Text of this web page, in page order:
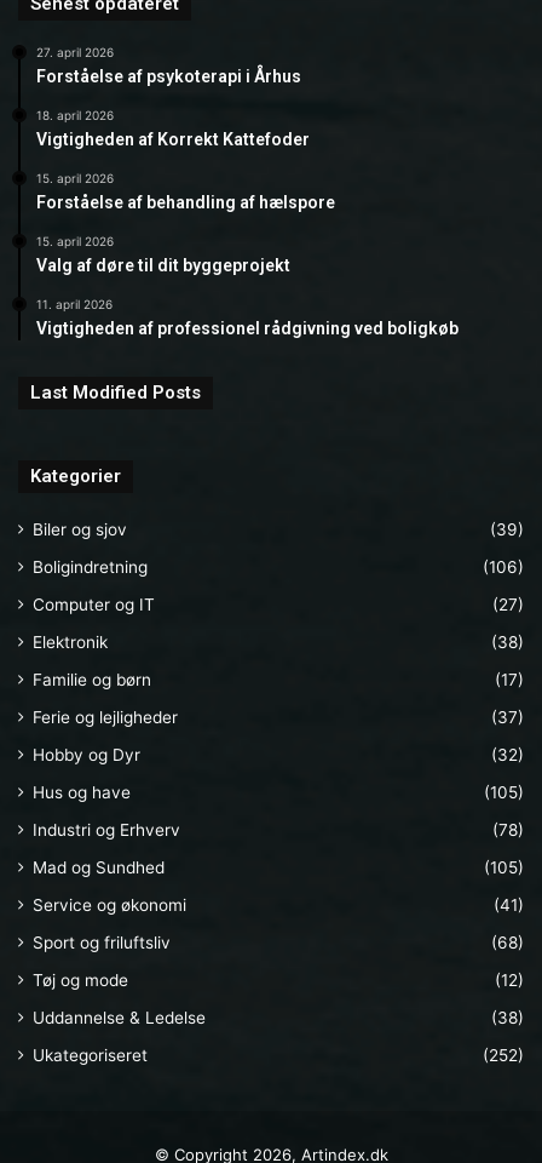
27. april 2026
Forståelse af psykoterapi i Århus
18. april 2026
Vigtigheden af Korrekt Kattefoder
15. april 2026
Forståelse af behandling af hælspore
15. april 2026
Valg af døre til dit byggeprojekt
11. april 2026
Vigtigheden af professionel rådgivning ved boligkøb
Last Modified Posts
Kategorier
Biler og sjov
(39)
Boligindretning
(106)
Computer og IT
(27)
Elektronik
(38)
Familie og børn
(17)
Ferie og lejligheder
(37)
Hobby og Dyr
(32)
Hus og have
(105)
Industri og Erhverv
(78)
Mad og Sundhed
(105)
Service og økonomi
(41)
Sport og friluftsliv
(68)
Tøj og mode
(12)
Uddannelse & Ledelse
(38)
Ukategoriseret
(252)
© Copyright 2026, Artindex.dk